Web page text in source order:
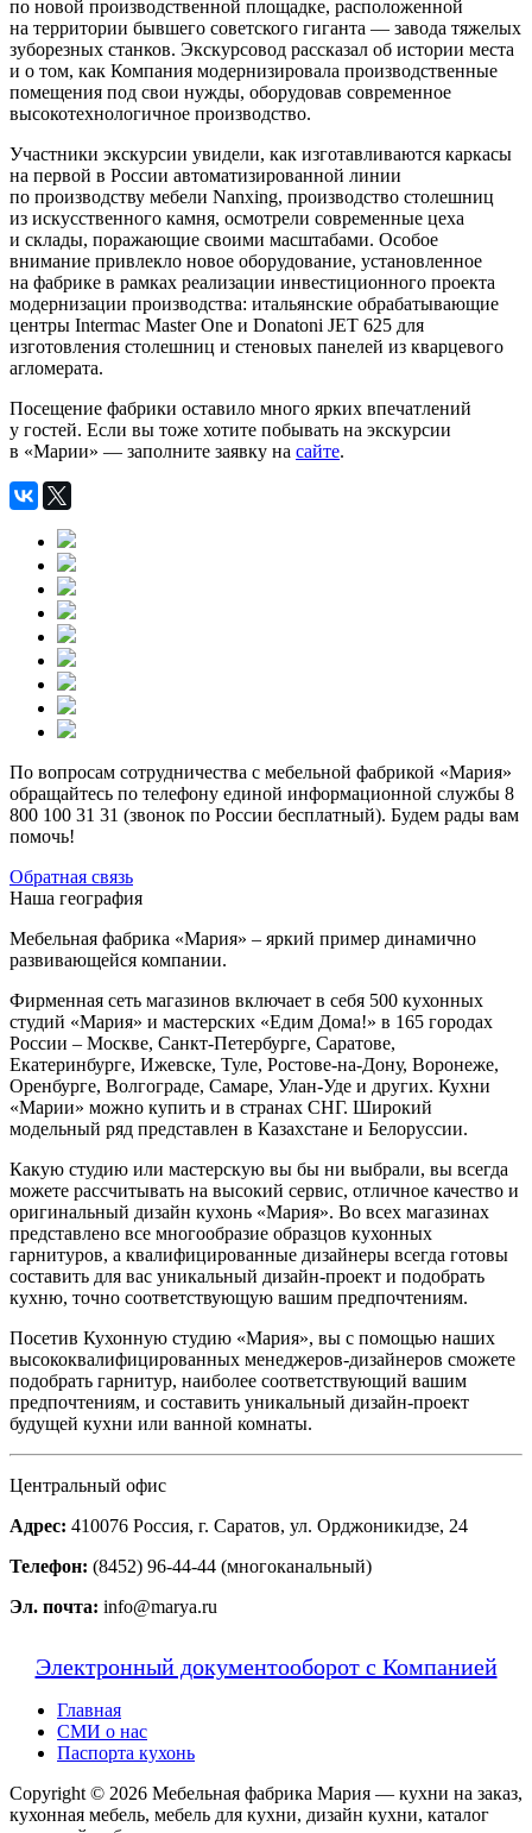
по новой производственной площадке, расположенной
на территории бывшего советского гиганта — завода тяжелых
зуборезных станков. Экскурсовод рассказал об истории места
и о том, как Компания модернизировала производственные
помещения под свои нужды, оборудовав современное
высокотехнологичное производство.
Участники экскурсии увидели, как изготавливаются каркасы
на первой в России автоматизированной линии
по производству мебели Nanxing, производство столешниц
из искусственного камня, осмотрели современные цеха
и склады, поражающие своими масштабами. Особое
внимание привлекло новое оборудование, установленное
на фабрике в рамках реализации инвестиционного проекта
модернизации производства: итальянские обрабатывающие
центры Intermac Master One и Donatoni JET 625 для
изготовления столешниц и стеновых панелей из кварцевого
агломерата.
Посещение фабрики оставило много ярких впечатлений
у гостей. Если вы тоже хотите побывать на экскурсии
в «Марии» — заполните заявку на сайте.
По вопросам сотрудничества с мебельной фабрикой «Мария»
обращайтесь по телефону единой информационной службы 8
800 100 31 31 (звонок по России бесплатный). Будем рады вам
помочь!
Обратная связь
Наша география
Мебельная фабрика «Мария» – яркий пример динамично
развивающейся компании.
Фирменная сеть магазинов включает в себя 500 кухонных
студий «Мария» и мастерских «Едим Дома!» в 165 городах
России – Москве, Санкт-Петербурге, Саратове,
Екатеринбурге, Ижевске, Туле, Ростове-на-Дону, Воронеже,
Оренбурге, Волгограде, Самаре, Улан-Уде и других. Кухни
«Марии» можно купить и в странах СНГ. Широкий
модельный ряд представлен в Казахстане и Белоруссии.
Какую студию или мастерскую вы бы ни выбрали, вы всегда
можете рассчитывать на высокий сервис, отличное качество и
оригинальный дизайн кухонь «Мария». Во всех магазинах
представлено все многообразие образцов кухонных
гарнитуров, а квалифицированные дизайнеры всегда готовы
составить для вас уникальный дизайн-проект и подобрать
кухню, точно соответствующую вашим предпочтениям.
Посетив Кухонную студию «Мария», вы с помощью наших
высококвалифицированных менеджеров-дизайнеров сможете
подобрать гарнитур, наиболее соответствующий вашим
предпочтениям, и составить уникальный дизайн-проект
будущей кухни или ванной комнаты.
Центральный офис
Адрес: 410076 Россия, г. Саратов, ул. Орджоникидзе, 24
Телефон: (8452) 96-44-44 (многоканальный)
Эл. почта: info@marya.ru
Электронный документооборот с Компанией
Главная
СМИ о нас
Паспорта кухонь
Copyright © 2026 Мебельная фабрика Мария — кухни на заказ,
кухонная мебель, мебель для кухни, дизайн кухни, каталог